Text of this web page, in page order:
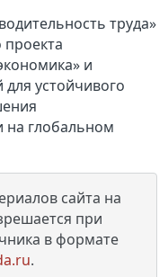
труда»
проекта
и
устойчивого
на глобальном
сайта на
при
в формате
.